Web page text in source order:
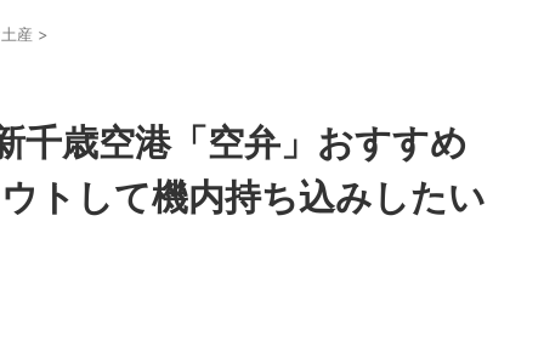
産 >
千歳空港「空弁」おすすめ
トして機内持ち込みしたい